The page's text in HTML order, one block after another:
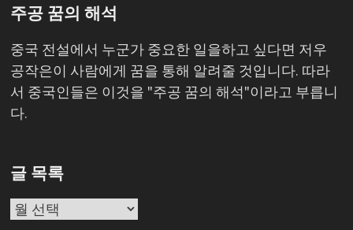
주공 꿈의 해석
중국 전설에서 누군가 중요한 일을하고 싶다면 저우
공작은이 사람에게 꿈을 통해 알려줄 것입니다. 따라
서 중국인들은 이것을 "주공 꿈의 해석"이라고 부릅니
다.
글 목록
글